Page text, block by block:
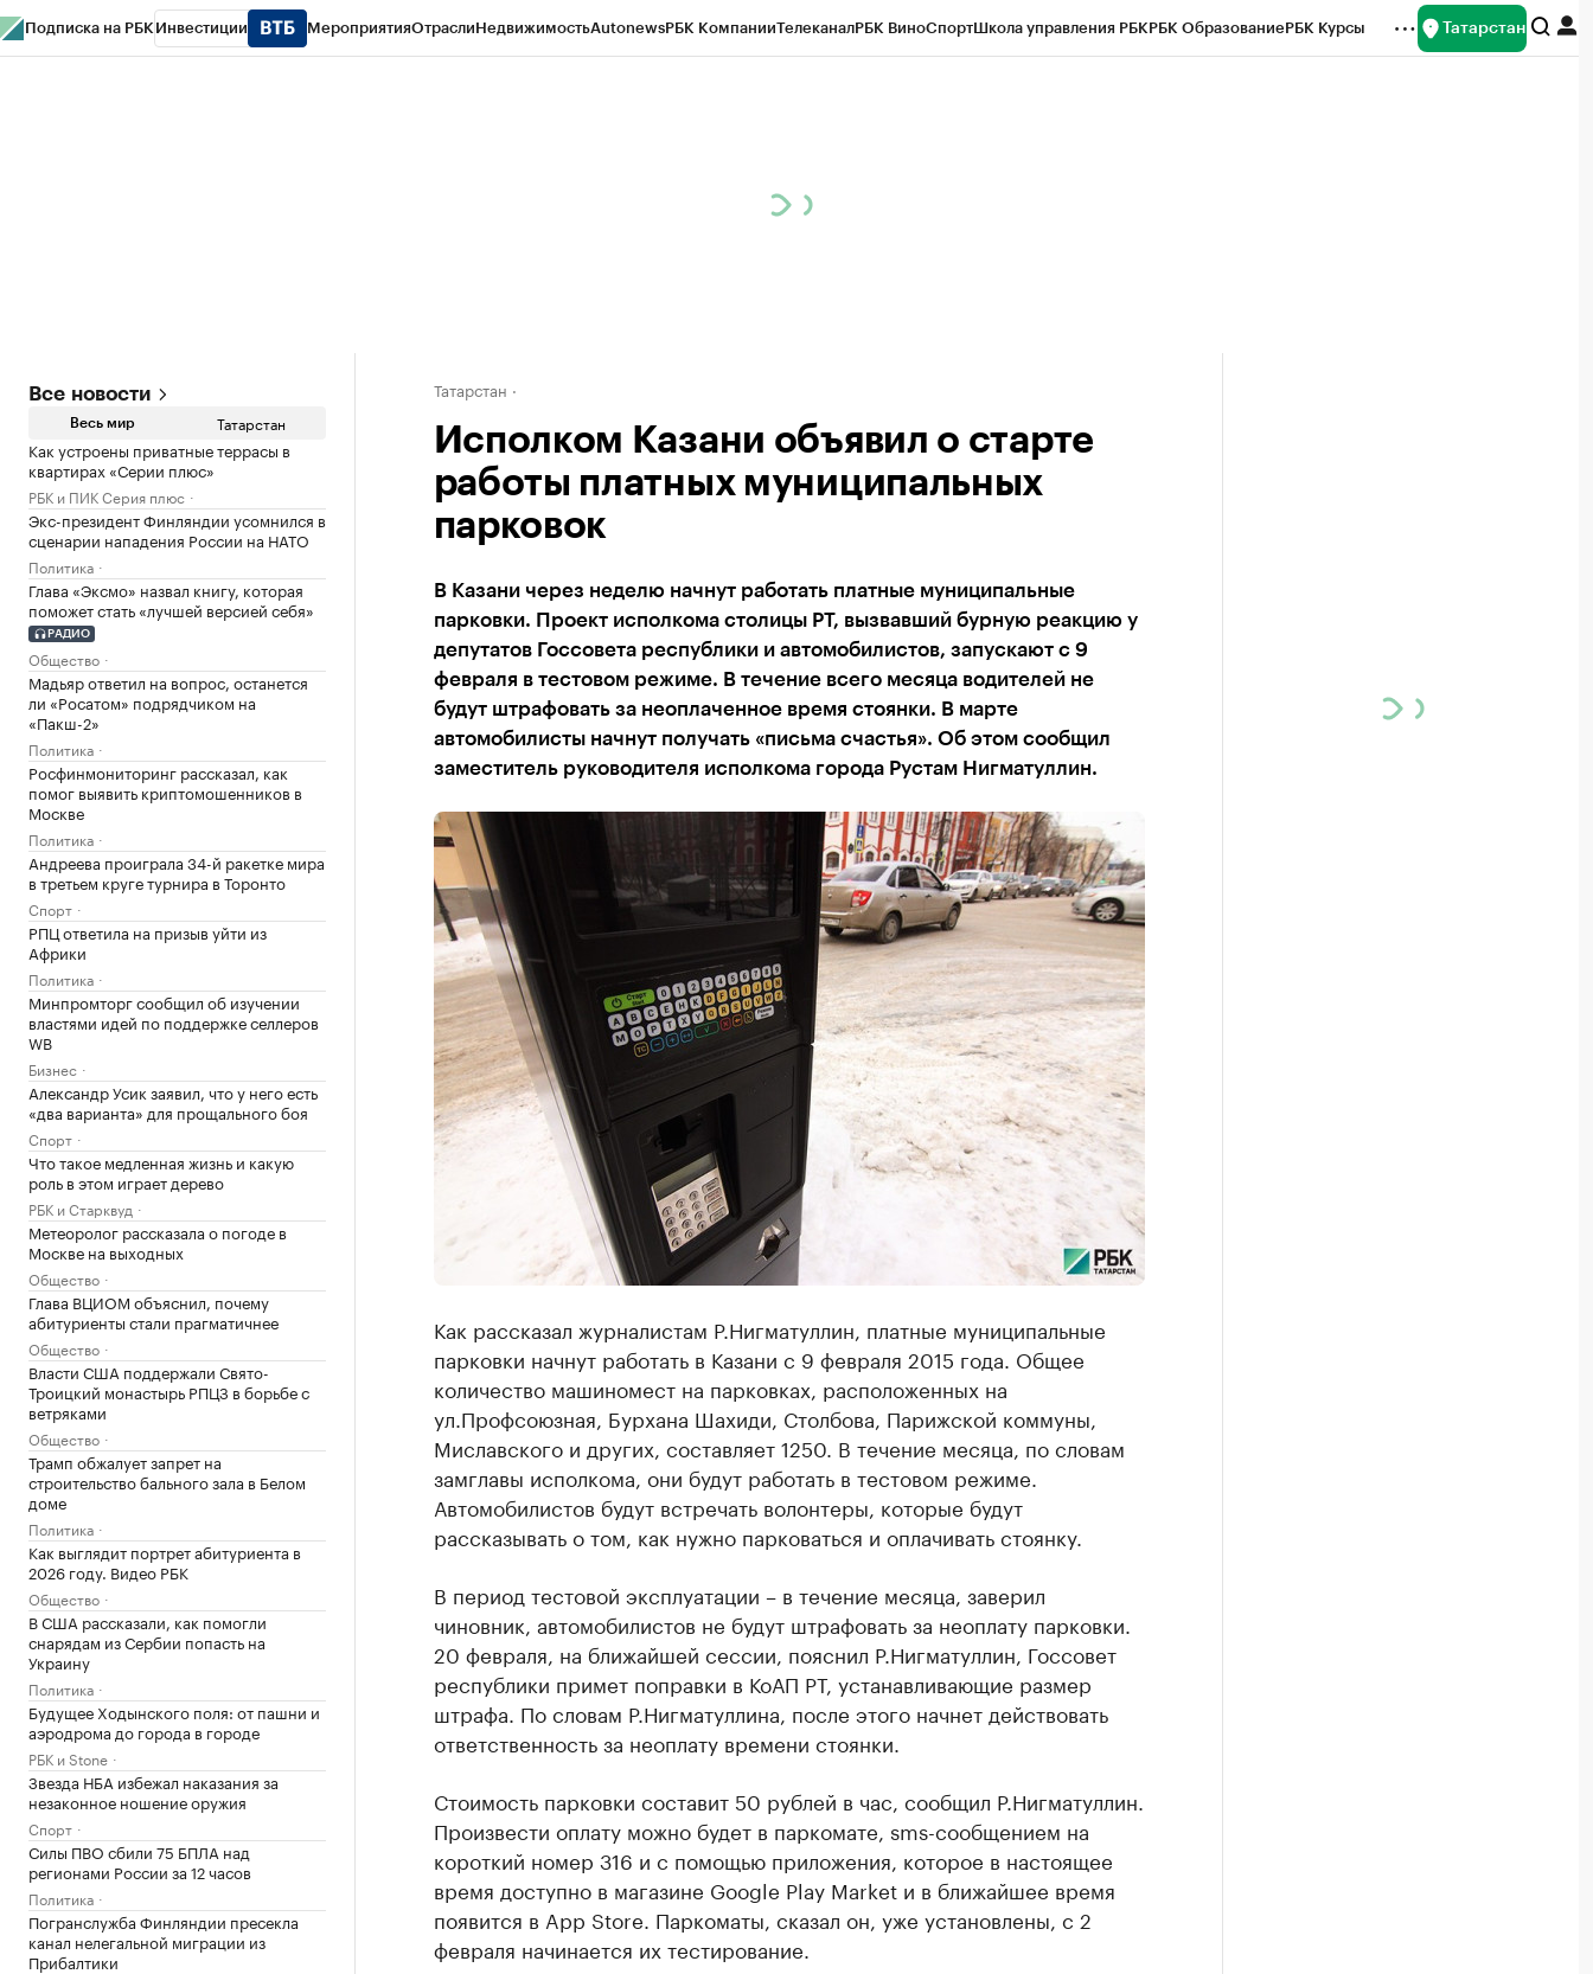
Подписка на РБК Инвестиции МероприятияОтраслиНедвижимостьAutonewsРБК КомпанииТелеканалРБК ВиноСпортШкола управления РБКРБК ОбразованиеРБК Курсы Татарстан
Все новости
Весь мир Татарстан
Как устроены приватные террасы в
квартирах «Серии плюс»
РБК и ПИК Серия плюс
Экс-президент Финляндии усомнился в
сценарии нападения России на НАТО
Политика
Глава «Эксмо» назвал книгу, которая
поможет стать «лучшей версией себя»
РАДИО
Общество
Мадьяр ответил на вопрос, останется
ли «Росатом» подрядчиком на
«Пакш-2»
Политика
Росфинмониторинг рассказал, как
помог выявить криптомошенников в
Москве
Политика
Андреева проиграла 34-й ракетке мира
в третьем круге турнира в Торонто
Спорт
РПЦ ответила на призыв уйти из
Африки
Политика
Минпромторг сообщил об изучении
властями идей по поддержке селлеров
WB
Бизнес
Александр Усик заявил, что у него есть
«два варианта» для прощального боя
Спорт
Что такое медленная жизнь и какую
роль в этом играет дерево
РБК и Старквуд
Метеоролог рассказала о погоде в
Москве на выходных
Общество
Глава ВЦИОМ объяснил, почему
абитуриенты стали прагматичнее
Общество
Власти США поддержали Свято-
Троицкий монастырь РПЦЗ в борьбе с
ветряками
Общество
Трамп обжалует запрет на
строительство бального зала в Белом
доме
Политика
Как выглядит портрет абитуриента в
2026 году. Видео РБК
Общество
В США рассказали, как помогли
снарядам из Сербии попасть на
Украину
Политика
Будущее Ходынского поля: от пашни и
аэродрома до города в городе
РБК и Stone
Звезда НБА избежал наказания за
незаконное ношение оружия
Спорт
Силы ПВО сбили 75 БПЛА над
регионами России за 12 часов
Политика
Погранслужба Финляндии пресекла
канал нелегальной миграции из
Прибалтики
Татарстан
Исполком Казани объявил о старте
работы платных муниципальных
парковок
В Казани через неделю начнут работать платные муниципальные
парковки. Проект исполкома столицы РТ, вызвавший бурную реакцию у
депутатов Госсовета республики и автомобилистов, запускают с 9
февраля в тестовом режиме. В течение всего месяца водителей не
будут штрафовать за неоплаченное время стоянки. В марте
автомобилисты начнут получать «письма счастья». Об этом сообщил
заместитель руководителя исполкома города Рустам Нигматуллин.
Как рассказал журналистам Р.Нигматуллин, платные муниципальные
парковки начнут работать в Казани с 9 февраля 2015 года. Общее
количество машиномест на парковках, расположенных на
ул.Профсоюзная, Бурхана Шахиди, Столбова, Парижской коммуны,
Миславского и других, составляет 1250. В течение месяца, по словам
замглавы исполкома, они будут работать в тестовом режиме.
Автомобилистов будут встречать волонтеры, которые будут
рассказывать о том, как нужно парковаться и оплачивать стоянку.
В период тестовой эксплуатации – в течение месяца, заверил
чиновник, автомобилистов не будут штрафовать за неоплату парковки.
20 февраля, на ближайшей сессии, пояснил Р.Нигматуллин, Госсовет
республики примет поправки в КоАП РТ, устанавливающие размер
штрафа. По словам Р.Нигматуллина, после этого начнет действовать
ответственность за неоплату времени стоянки.
Стоимость парковки составит 50 рублей в час, сообщил Р.Нигматуллин.
Произвести оплату можно будет в паркомате, sms-сообщением на
короткий номер 316 и с помощью приложения, которое в настоящее
время доступно в магазине Google Play Market и в ближайшее время
появится в App Store. Паркоматы, сказал он, уже установлены, с 2
февраля начинается их тестирование.